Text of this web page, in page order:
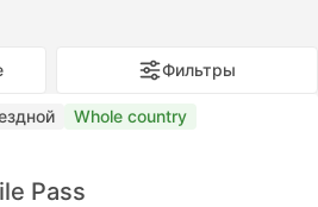
Фильтры
Whole country
Pass